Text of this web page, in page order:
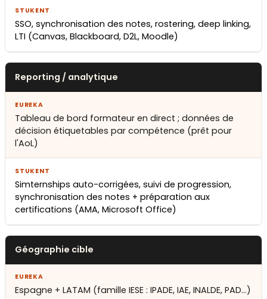
SSO, synchronisation des notes, rostering, deep linking,
LTI (Canvas, Blackboard, D2L, Moodle)
Reporting / analytique
Tableau de bord formateur en direct ; données de
décision étiquetables par compétence (prêt pour
l'AoL)
Simternships auto-corrigées, suivi de progression,
synchronisation des notes + préparation aux
certifications (AMA, Microsoft Office)
Géographie cible
Espagne + LATAM (famille IESE : IPADE, IAE, INALDE, PAD…)